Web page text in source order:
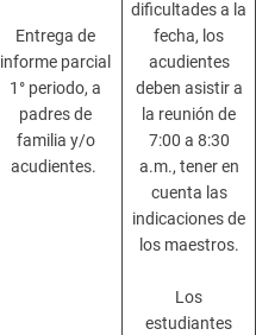
Entrega de
informe parcial
1° periodo, a
padres de
familia y/o
acudientes.
dificultades a la
fecha, los
acudientes
deben asistir a
la reunión de
7:00 a 8:30
a.m., tener en
cuenta las
indicaciones de
los maestros.
Los
estudiantes